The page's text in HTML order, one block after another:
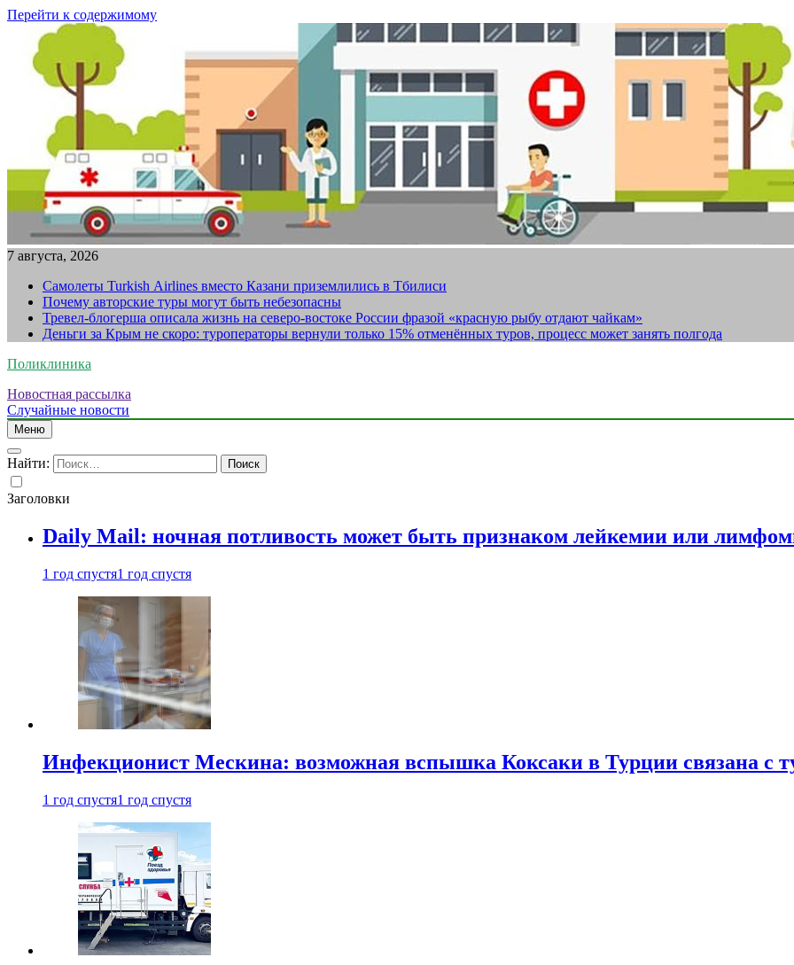
Перейти к содержимому
7 августа, 2026
Самолеты Turkish Airlines вместо Казани приземлились в Тбилиси
Почему авторские туры могут быть небезопасны
Тревел-блогерша описала жизнь на северо-востоке России фразой «красную рыбу отдают чайкам»
Деньги за Крым не скоро: туроператоры вернули только 15% отменённых туров, процесс может занять полгода
Поликлиника
Новостная рассылка
Случайные новости
Меню
Найти:
Заголовки
Daily Mail: ночная потливость может быть признаком лейкемии или
1 год спустя1 год спустя
Инфекционист Мескина: возможная вспышка Коксаки в Турции связана с
1 год спустя1 год спустя